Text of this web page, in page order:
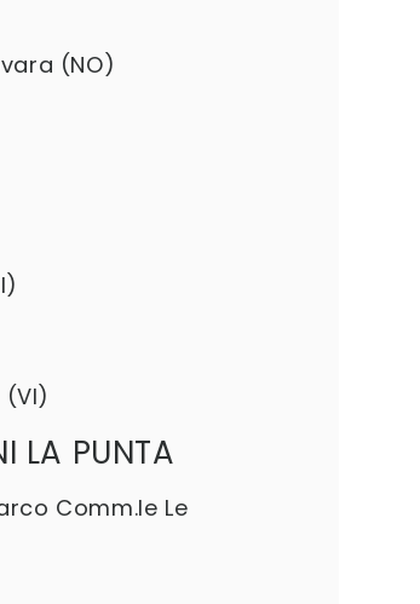
(NO)
(VI)
LA PUNTA
Comm.le Le